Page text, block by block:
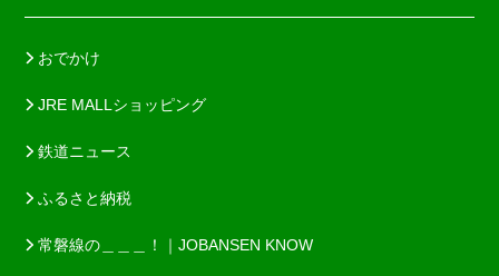
おでかけ
JRE MALLショッピング
鉄道ニュース
ふるさと納税
常磐線の＿＿＿！｜JOBANSEN KNOW